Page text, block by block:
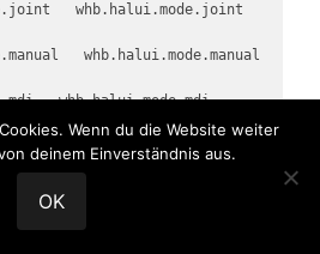
whb.halui.mode.joint
whb.halui.mode.manual
whb.halui.mode.mdi
auto   halui.mode.is-auto
joint   halui.mode.is-joint
Wenn du die Website weiter
deinem Einverständnis aus.
OK